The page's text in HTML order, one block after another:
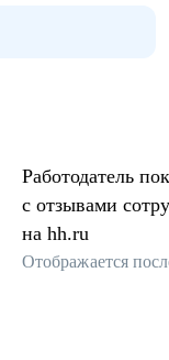
Работодатель
с отзывами
на hh.ru
Отображается